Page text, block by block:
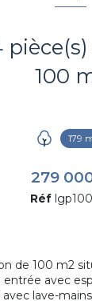
179
279
Réf
de 100 m2
avec
lave-